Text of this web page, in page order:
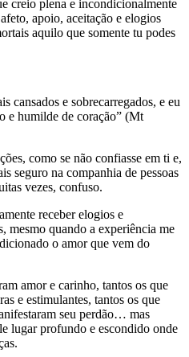
creio plena e incondicionalmente
apoio, aceitação e elogios
aquilo que somente tu podes
cansados e sobrecarregados, e eu
e humilde de coração” (Mt
como se não confiasse em ti e,
seguro na companhia de pessoas
vezes, confuso.
receber elogios e
mesmo quando a experiência me
o amor que vem do
amor e carinho, tantos os que
e estimulantes, tantos os que
seu perdão… mas
lugar profundo e escondido onde